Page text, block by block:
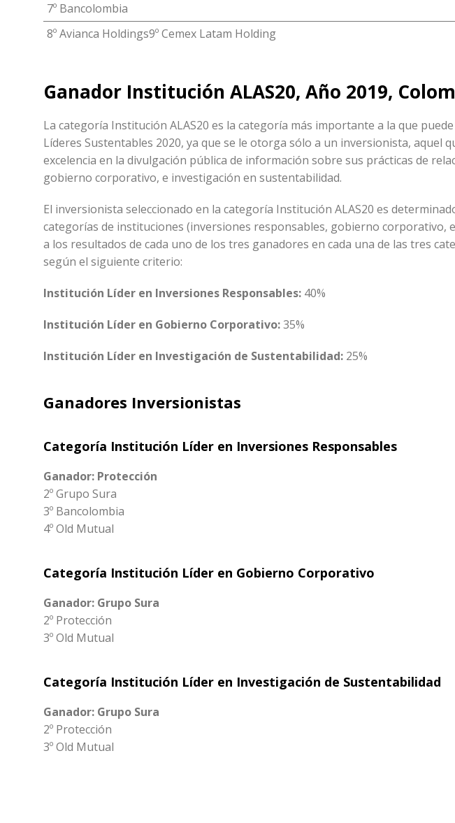
7º Bancolombia
8º Avianca Holdings9º Cemex Latam Holding
Ganador Institución ALAS20, Año 2019,
La categoría Institución ALAS20 es la categoría más importante a la que
Líderes Sustentables 2020, ya que se le otorga sólo a un inversionista, aquel
excelencia en la divulgación pública de información sobre sus prácticas de
gobierno corporativo, e investigación en sustentabilidad.
El inversionista seleccionado en la categoría Institución ALAS20 es
categorías de instituciones (inversiones responsables, gobierno corporativo,
a los resultados de cada uno de los tres ganadores en cada una de las tres
según el siguiente criterio:
Institución Líder en Inversiones Responsables: 40%
Institución Líder en Gobierno Corporativo:35%
Institución Líder en Investigación de Sustentabilidad: 25%
Ganadores Inversionistas
Categoría Institución Líder en Inversiones Responsables
Ganador: Protección
2º Grupo Sura
3º Bancolombia
4º Old Mutual
Categoría Institución Líder en Gobierno Corporativo
Ganador: Grupo Sura
2º Protección
3º Old Mutual
Categoría Institución Líder en Investigación de Sustentabilidad
Ganador: Grupo Sura
2º Protección
3º Old Mutual